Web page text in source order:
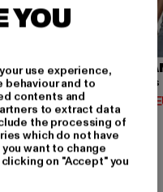
Preis: 32,79 EUR
39,99 EURAktionspreis:
14,94
YOU
use experience,
behaviour and to
contents and
to extract data
the processing of
which do not have
want to change
on "Accept" you